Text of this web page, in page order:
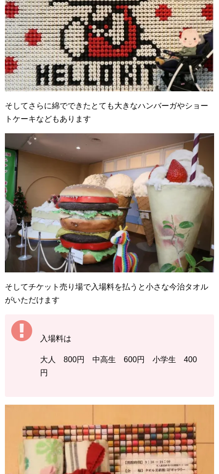
そしてさらに綿でできたとても大きなハンバーガやショー
トケーキなどもあります
そしてチケット売り場で入場料を払うと小さな今治タオル
がいただけます
入場料は
大人 800円 中高生 600円 小学生 400
円